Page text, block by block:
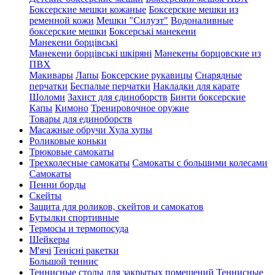
Боксерские мешки кожаные Боксерские мешки из
ременной кожи Мешки "Силуэт" Водоналивные
боксерские мешки Боксерські манекени
Манекени борцівські
Манекени борцівські шкіряні Манекены борцовские из
ПВХ
Макивары Лапы Боксерские рукавицы Снарядные
перчатки Беспалые перчатки Накладки для карате
Шоломи Захист для єдиноборств Бинти боксерские
Капы Кимоно Тренировочное оружие
Товары для единоборств
Масажные обручи Хула хупы
Роликовые коньки
Трюковые самокаты
Трехколесные самокаты Самокаты с большими колесами
Cамокаты
Пенни борды
Скейты
Защита для роликов, скейтов и самокатов
Бутылки спортивные
Термосы и термопосуда
Шейкеры
М'ячі Тенісні ракетки
Большой теннис
Теннисные столы для закрытых помещений Теннисные